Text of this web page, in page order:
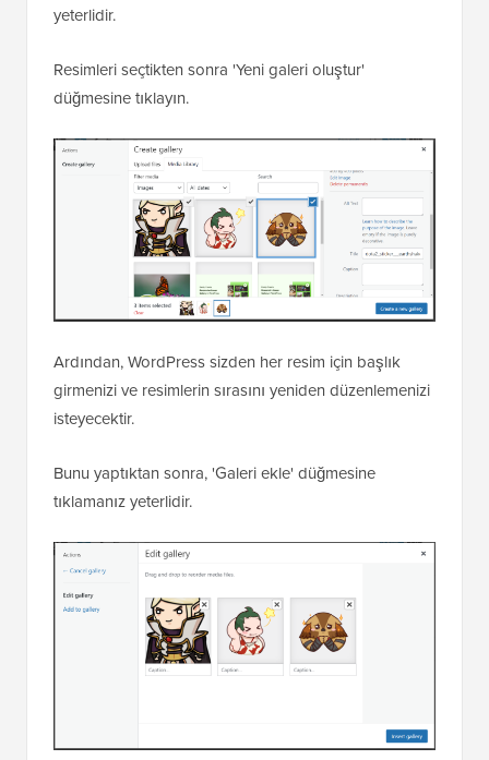
yeterlidir.
Resimleri seçtikten sonra 'Yeni galeri oluştur'
düğmesine tıklayın.
Ardından, WordPress sizden her resim için başlık
girmenizi ve resimlerin sırasını yeniden düzenlemenizi
isteyecektir.
Bunu yaptıktan sonra, 'Galeri ekle' düğmesine
tıklamanız yeterlidir.